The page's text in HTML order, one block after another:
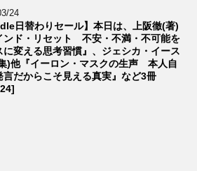
24
日替わりセール】本日は、上阪徹(著)
ンド・リセット 不安・不満・不可能を
に変える思考習慣』、ジェシカ・イース
)他『イーロン・マスクの生声 本人自
言だからこそ見える真実』など3冊